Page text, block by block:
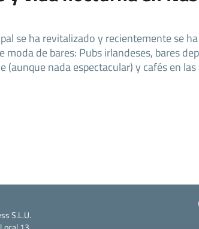
se ha revitalizado y recientemente se
moda de bares: Pubs irlandeses, bares
(aunque nada espectacular) y cafés en las
S.L.U.